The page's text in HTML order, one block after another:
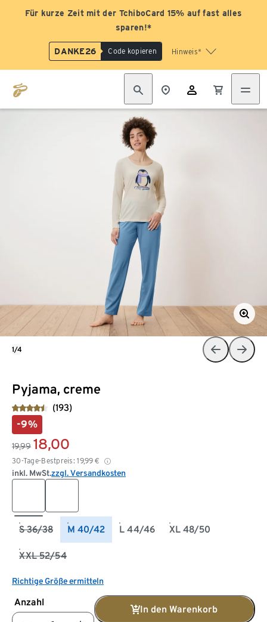
Für kurze Zeit mit der TchiboCard 15% auf fast alles
sparen!*
DANKE26 Code kopieren Hinweis*
Pyjama, creme
(193)
-9%
19,99 18,00
30-Tage-Bestpreis: 19,99 €
inkl. MwSt.zzgl. Versandkosten
S 36/38 M 40/42 L 44/46 XL 48/50
XXL 52/54
Richtige Größe ermitteln
Anzahl
In den Warenkorb
1/4